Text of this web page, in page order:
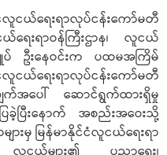
ရေးရာလုပ်ငန်းကော်မတီ
ရေးရာဝန်ကြီးဌာန၊ လူငယ်
ချုပ် ဦးနေဝင်းက ပထမအကြိမ်
ရေးရာလုပ်ငန်းကော်မတီ
က်အပေါ် ဆောင်ရွက်ထားရှိမှု
ြခဲ့ပြီးနောက် အစည်းအဝေးသို့
မှ မြန်မာနိုင်ငံလူငယ်ရေးရာ
လူငယ်များ၏ ပညာရေး၊